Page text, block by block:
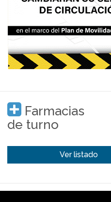
Farmacias
de turno
Ver listado